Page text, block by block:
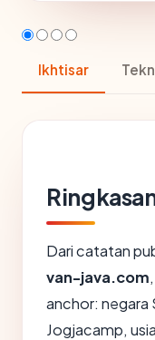
Ikhtisar
Dari catatan
van-java.com
anchor: negara
Jogjacamp,